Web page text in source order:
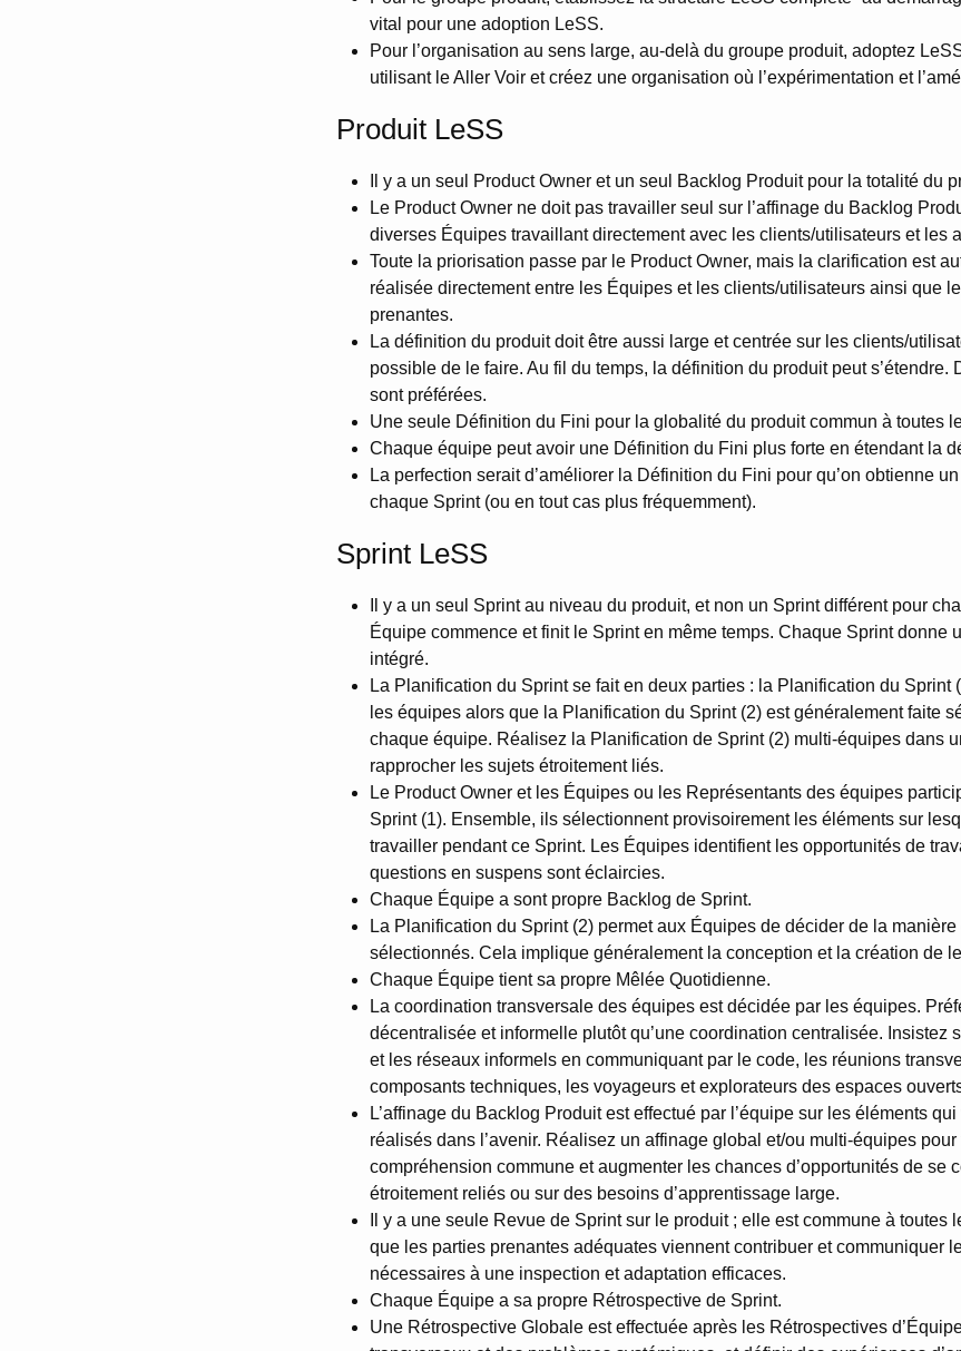
vital pour une adoption LeSS.
Pour l’organisation au sens large, au-delà du groupe produit, adoptez
utilisant le Aller Voir et créez une organisation où l’expérimentation et
Produit LeSS
Il y a un seul Product Owner et un seul Backlog Produit pour la totalité du
Le Product Owner ne doit pas travailler seul sur l’affinage du Backlog
diverses Équipes travaillant directement avec les clients/utilisateurs et les
Toute la priorisation passe par le Product Owner, mais la clarification est
réalisée directement entre les Équipes et les clients/utilisateurs ainsi que
prenantes.
La définition du produit doit être aussi large et centrée sur les clients/
possible de le faire. Au fil du temps, la définition du produit peut s’étendre.
sont préférées.
Une seule Définition du Fini pour la globalité du produit commun à toutes
Chaque équipe peut avoir une Définition du Fini plus forte en étendant la
La perfection serait d’améliorer la Définition du Fini pour qu’on obtienne
chaque Sprint (ou en tout cas plus fréquemment).
Sprint LeSS
Il y a un seul Sprint au niveau du produit, et non un Sprint différent pour
Équipe commence et finit le Sprint en même temps. Chaque Sprint donne
intégré.
La Planification du Sprint se fait en deux parties : la Planification du Sprint
les équipes alors que la Planification du Sprint (2) est généralement faite
chaque équipe. Réalisez la Planification de Sprint (2) multi-équipes dans
rapprocher les sujets étroitement liés.
Le Product Owner et les Équipes ou les Représentants des équipes
Sprint (1). Ensemble, ils sélectionnent provisoirement les éléments sur
travailler pendant ce Sprint. Les Équipes identifient les opportunités de
questions en suspens sont éclaircies.
Chaque Équipe a sont propre Backlog de Sprint.
La Planification du Sprint (2) permet aux Équipes de décider de la
sélectionnés. Cela implique généralement la conception et la création de
Chaque Équipe tient sa propre Mêlée Quotidienne.
La coordination transversale des équipes est décidée par les équipes.
décentralisée et informelle plutôt qu’une coordination centralisée. Insistez
et les réseaux informels en communiquant par le code, les réunions
composants techniques, les voyageurs et explorateurs des espaces
L’affinage du Backlog Produit est effectué par l’équipe sur les éléments
réalisés dans l’avenir. Réalisez un affinage global et/ou multi-équipes
compréhension commune et augmenter les chances d’opportunités de se
étroitement reliés ou sur des besoins d’apprentissage large.
Il y a une seule Revue de Sprint sur le produit ; elle est commune à toutes
que les parties prenantes adéquates viennent contribuer et communiquer
nécessaires à une inspection et adaptation efficaces.
Chaque Équipe a sa propre Rétrospective de Sprint.
Une Rétrospective Globale est effectuée après les Rétrospectives